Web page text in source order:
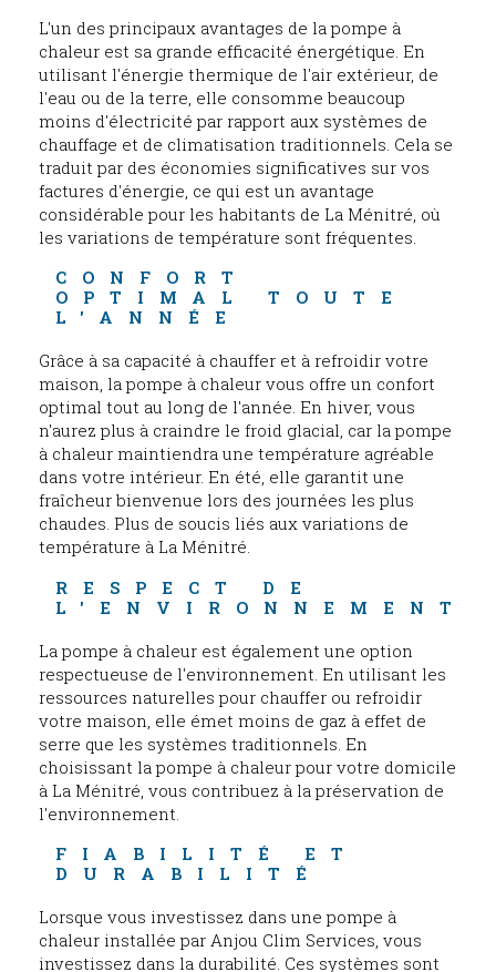
L'un des principaux avantages de la pompe à
chaleur est sa grande efficacité énergétique. En
utilisant l'énergie thermique de l'air extérieur, de
l'eau ou de la terre, elle consomme beaucoup
moins d'électricité par rapport aux systèmes de
chauffage et de climatisation traditionnels. Cela se
traduit par des économies significatives sur vos
factures d'énergie, ce qui est un avantage
considérable pour les habitants de La Ménitré, où
les variations de température sont fréquentes.
CONFORT
OPTIMAL TOUTE
L'ANNÉE
Grâce à sa capacité à chauffer et à refroidir votre
maison, la pompe à chaleur vous offre un confort
optimal tout au long de l'année. En hiver, vous
n'aurez plus à craindre le froid glacial, car la pompe
à chaleur maintiendra une température agréable
dans votre intérieur. En été, elle garantit une
fraîcheur bienvenue lors des journées les plus
chaudes. Plus de soucis liés aux variations de
température à La Ménitré.
RESPECT DE
L'ENVIRONNEMENT
La pompe à chaleur est également une option
respectueuse de l'environnement. En utilisant les
ressources naturelles pour chauffer ou refroidir
votre maison, elle émet moins de gaz à effet de
serre que les systèmes traditionnels. En
choisissant la pompe à chaleur pour votre domicile
à La Ménitré, vous contribuez à la préservation de
l'environnement.
FIABILITÉ ET
DURABILITÉ
Lorsque vous investissez dans une pompe à
chaleur installée par Anjou Clim Services, vous
investissez dans la durabilité. Ces systèmes sont